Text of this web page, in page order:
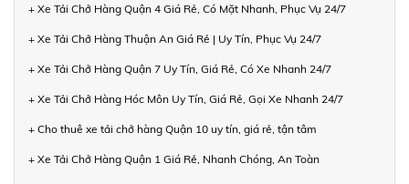
+ Xe Tải Chở Hàng Quận 4 Giá Rẻ, Có Mặt Nhanh, Phục Vụ 24/7
+ Xe Tải Chở Hàng Thuận An Giá Rẻ | Uy Tín, Phục Vụ 24/7
+ Xe Tải Chở Hàng Quận 7 Uy Tín, Giá Rẻ, Có Xe Nhanh 24/7
+ Xe Tải Chở Hàng Hóc Môn Uy Tín, Giá Rẻ, Gọi Xe Nhanh 24/7
+ Cho thuê xe tải chở hàng Quận 10 uy tín, giá rẻ, tận tâm
+ Xe Tải Chở Hàng Quận 1 Giá Rẻ, Nhanh Chóng, An Toàn